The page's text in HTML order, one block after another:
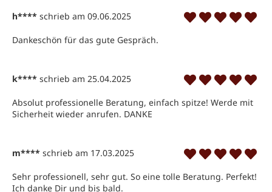
h**** schrieb am 09.06.2025
Dankeschön für das gute Gespräch.
k**** schrieb am 25.04.2025
Absolut professionelle Beratung, einfach spitze! Werde mit
Sicherheit wieder anrufen. DANKE
m**** schrieb am 17.03.2025
Sehr professionell, sehr gut. So eine tolle Beratung. Perfekt!
Ich danke Dir und bis bald.